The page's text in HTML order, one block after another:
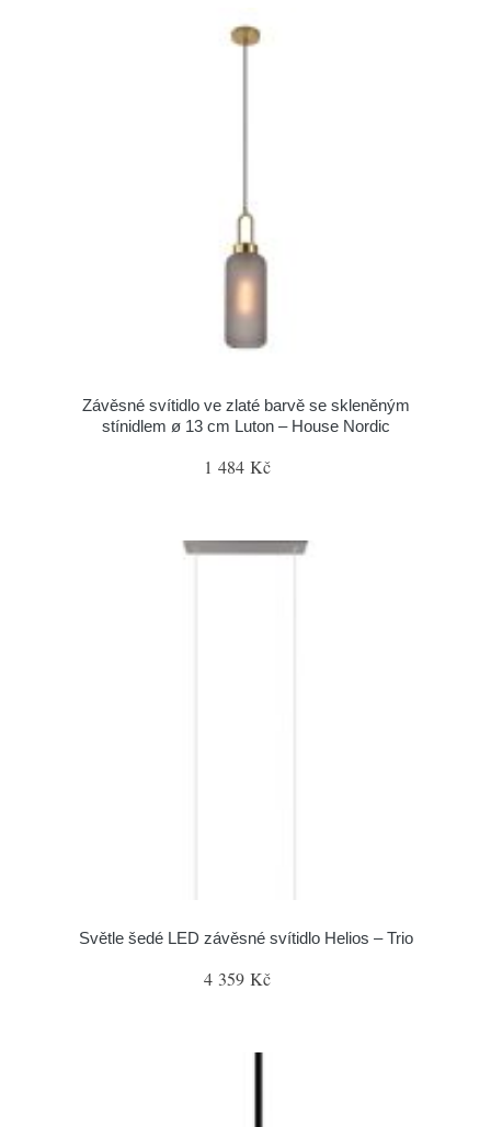
Závěsné svítidlo ve zlaté barvě se skleněným
stínidlem ø 13 cm Luton – House Nordic
1 484 Kč
Světle šedé LED závěsné svítidlo Helios – Trio
4 359 Kč